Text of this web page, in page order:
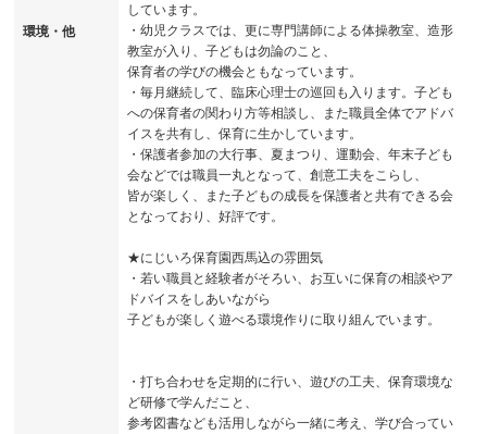
環境・他
しています。
・幼児クラスでは、更に専門講師による体操教室、造形
教室が入り、子どもは勿論のこと、
保育者の学びの機会ともなっています。
・毎月継続して、臨床心理士の巡回も入ります。子ども
への保育者の関わり方等相談し、また職員全体でアドバ
イスを共有し、保育に生かしています。
・保護者参加の大行事、夏まつり、運動会、年末子ども
会などでは職員一丸となって、創意工夫をこらし、
皆が楽しく、また子どもの成長を保護者と共有できる会
となっており、好評です。
★にじいろ保育園西馬込の雰囲気
・若い職員と経験者がそろい、お互いに保育の相談やア
ドバイスをしあいながら
子どもが楽しく遊べる環境作りに取り組んでいます。
・打ち合わせを定期的に行い、遊びの工夫、保育環境な
ど研修で学んだこと、
参考図書なども活用しながら一緒に考え、学び合ってい